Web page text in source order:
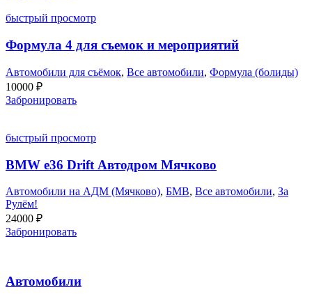
быстрый просмотр
Формула 4 для съемок и мероприятий
Автомобили для съёмок, Все автомобили, Формула (болиды)
10000 ₽
Забронировать
быстрый просмотр
BMW e36 Drift Автодром Мячково
Автомобили на АДМ (Мячково), БМВ, Все автомобили, За
Рулём!
24000 ₽
Забронировать
Автомобили